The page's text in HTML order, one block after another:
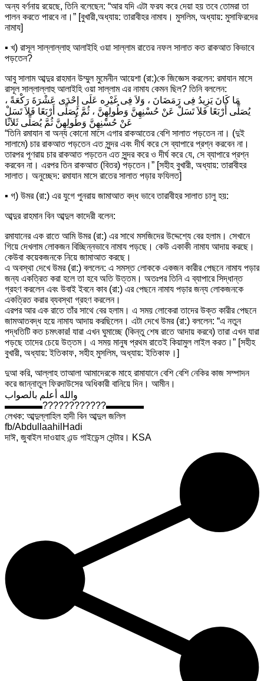
অন্য বর্ণনায় রয়েছে, তিনি বলেছেন: “আর যদি এটা ফরয করে দেয়া হয় তবে তোমরা তা
পালন করতে পারবে না।” [বুখারী,অধ্যায়: তারাবীহর নামায। মুসলিম, অধ্যায়: মুসাফিরদের
নামায]
▪ খ) রাসূল সাল্লাল্লাহু আলাইহি ওয়া সাল্লাম রাতের নফল সালাত কত রাকআত কিভাবে
পড়তেন?
আবু সালাম আব্দুর রাহমান উম্মুল মুমেনীন আয়েশা (রা:)কে জিজ্ঞেস করলেন: রমাযান মাসে
রাসূল সাল্লাল্লাহু আলাইহি ওয়া সাল্লাম এর নামায কেমন ছিল? তিনি বললেন:
مَا كَانَ يَزِيدُ فِى رَمَضَانَ ، وَلاَ فِى غَيْرِه عَلَى إِحْدَى عَشْرَةَ رَكْعَةً ،
يُصَلِّى أَرْبَعًا فَلاَ تَسَلْ عَنْ حُسْنِهِنَّ وَطُولِهِنَّ ، ثُمَّ يُصَلِّى أَرْبَعًا فَلاَ تَسَلْ
عَنْ حُسْنِهِنَّ وَطُولِهِنَّ ثُمَّ يُصَلِّى ثَلاَثًا
“তিনি রমাযান বা অন্য কোনো মাসে এগার রাকআতের বেশি সালাত পড়তেন না। (দুই
সালামে) চার রাকআত পড়তেন এত সুন্দর এবং দীর্ঘ করে সে ব্যাপারে প্রশ্ন করবেন না।
তারপর পূণরায় চার রাকআত পড়তেন এত সুন্দর করে ও দীর্ঘ করে যে, সে ব্যাপারে প্রশ্ন
করবেন না। এরপর তিন রাকআত (বিতর) পড়তেন।” [সহীহ বুখারী, অধ্যায়: তারাবীহর
সালাত। অনুচ্ছেদ: রমাযান মাসে রাতের সালাত পড়ার ফযিলত]
▪ গ) উমর (রা:) এর যুগে পুনরায় জামাআত বদ্ধ ভাবে তারাবীহর সালাত চালু হয়:
আব্দুর রাহমান বিন আব্দুল কাদেরী বলেন:
রমাযানের এক রাতে আমি উমর (রা:) এর সাথে মসজিদের উদ্দেশ্যে বের হলাম। সেখানে
গিয়ে দেখলাম লোকজন বিচ্ছিন্নভাবে নামায পড়ছে। কেউ একাকী নামায আদায় করছে।
কেউবা কয়েকজনকে নিয়ে জামাআত করছে।
এ অবস্থা দেখে উমর (রা:) বললেন: এ সমস্ত লোককে একজন কারীর পেছনে নামায পড়ার
জন্য একত্রিত করা হলে তা হবে অতি উত্তম। অতঃপর তিনি এ ব্যাপারে সিদ্ধান্ত
গ্রহণ করলেন এবং উবাই ইবনে কাব (রা:) এর পেছনে নামায পড়ার জন্য লোকজনকে
একত্রিত করার ব্যবস্থা গ্রহণ করলেন।
এরপর আর এক রাতে তাঁর সাথে বের হলাম। এ সময় লোকেরা তাদের উক্ত কারীর পেছনে
জামআতবদ্ধ হয়ে নামায আদায় করছিলেন। এটা দেখে উমর (রা:) বললেন: “এ নতুন
পদ্ধতিটি কত চমৎকার! যারা এখন ঘুমাচ্ছে (কিন্তু শেষ রাতে আদায় করবে) তারা এখন যারা
পড়ছে তাদের চেয়ে উত্তম। এ সময় মানুষ প্রথম রাতেই কিয়ামুল লাইল করত।” [সহীহ
বুখারী, অধ্যায়: ইতিকাফ, সহীহ মুসলিম, অধ্যায়: ইতিকাফ।]
দুআ করি, আল্লাহ তাআলা আমাদেরকে মাহে রামাযানে বেশি বেশি নেকির কাজ সম্পাদন
করে জান্নাতুল ফিরদাউসের অধিকারী বানিয়ে দিন। আমীন।
والله أعلم بالصواب
▬▬▬▬????????????▬▬▬▬
লেখক: আব্দুল্লাহিল হাদী বিন আব্দুল জলিল
fb/AbdullaahilHadi
দাঈ, জুবাইল দাওয়াহ এন্ড গাইডেন্স সেন্টার। KSA